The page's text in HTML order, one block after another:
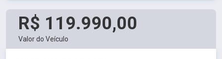
R$ 119.990,00
Valor do Veículo